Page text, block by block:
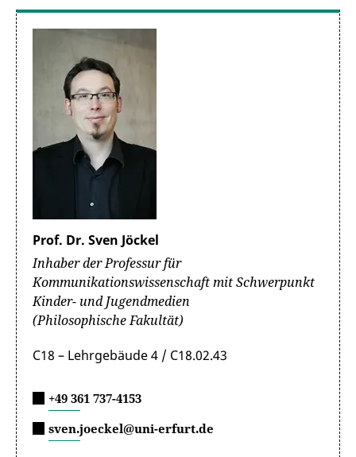
Prof. Dr. Sven Jöckel
Inhaber der Professur für
Kommunikationswissenschaft mit Schwerpunkt
Kinder- und Jugendmedien
(Philosophische Fakultät)
C18 – Lehrgebäude 4 / C18.02.43
+49 361 737-4153
sven.joeckel@uni-erfurt.de